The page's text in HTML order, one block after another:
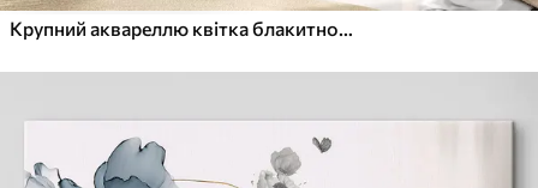
✓Яскраві, насичені кольори
✓
Екологічний матеріал
Крупний аквареллю квітка блакитного кольору